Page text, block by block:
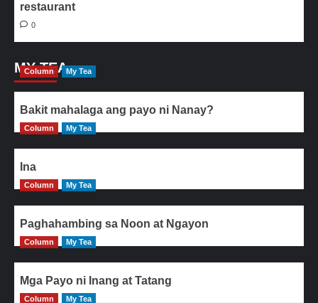
restaurant
0
MY TEA
Column My Tea
Bakit mahalaga ang payo ni Nanay?
Column My Tea
Ina
Column My Tea
Paghahambing sa Noon at Ngayon
Column My Tea
Mga Payo ni Inang at Tatang
Column My Tea